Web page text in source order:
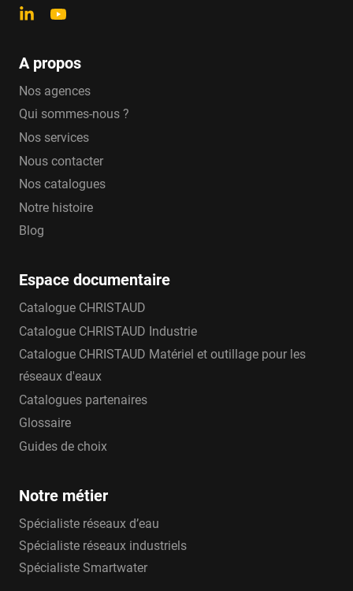
A propos
Nos agences
Qui sommes-nous ?
Nos services
Nous contacter
Nos catalogues
Notre histoire
Blog
Espace documentaire
Catalogue CHRISTAUD
Catalogue CHRISTAUD Industrie
Catalogue CHRISTAUD Matériel et outillage pour les
réseaux d'eaux
Catalogues partenaires
Glossaire
Guides de choix
Notre métier
Spécialiste réseaux d’eau
Spécialiste réseaux industriels
Spécialiste Smartwater